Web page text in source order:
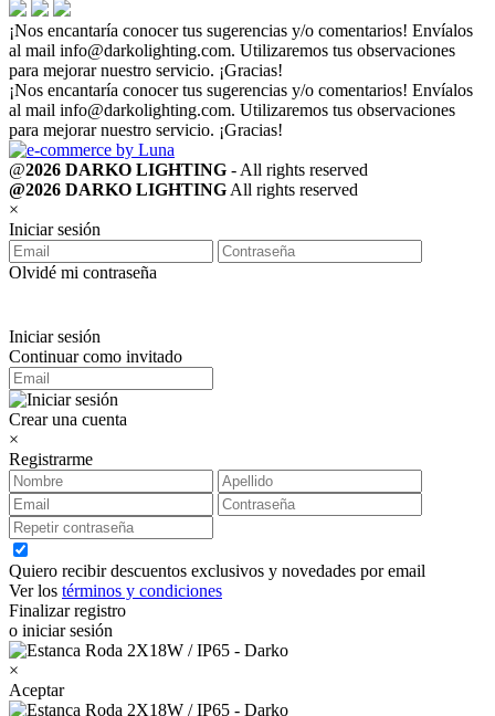
¡Nos encantaría conocer tus sugerencias y/o comentarios! Envíalos
al mail info@darkolighting.com. Utilizaremos tus observaciones
para mejorar nuestro servicio. ¡Gracias!
¡Nos encantaría conocer tus sugerencias y/o comentarios! Envíalos
al mail info@darkolighting.com. Utilizaremos tus observaciones
para mejorar nuestro servicio. ¡Gracias!
@2026 DARKO LIGHTING - All rights reserved
@2026 DARKO LIGHTINGAll rights reserved
×
Iniciar sesión
Olvidé mi contraseña
Iniciar sesión
Continuar como invitado
Crear una cuenta
×
Registrarme
Quiero recibir descuentos exclusivos y novedades por email
Ver los términos y condiciones
Finalizar registro
o iniciar sesión
×
Aceptar